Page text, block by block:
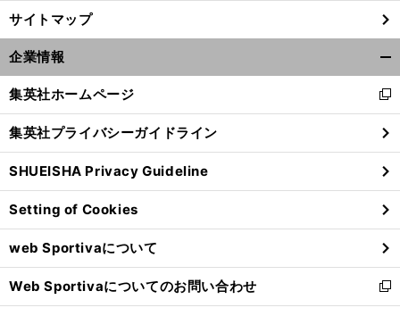
前
サイトマップ
企業情報
閉
る
集英社ホームページ
新
し
い
ウ
ィ
ン
ド
ウ
で
開
く
集英社プライバシーガイドライン
SHUEISHA Privacy Guideline
Setting of Cookies
web Sportivaについて
Web Sportivaについてのお問い合わせ
新
し